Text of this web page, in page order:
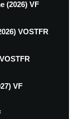
(2026) VF
VOSTFR
VF